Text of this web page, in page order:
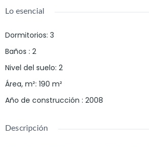
Lo esencial
Dormitorios: 3
Baños : 2
Nivel del suelo: 2
Área, m²: 190 m²
Año de construcción : 2008
Descripción